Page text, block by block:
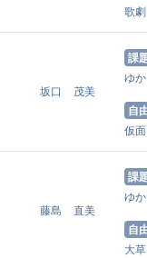
歌
坂口 茂美
課
ゆ
自
仮
藤島 直美
課
ゆ
自
大